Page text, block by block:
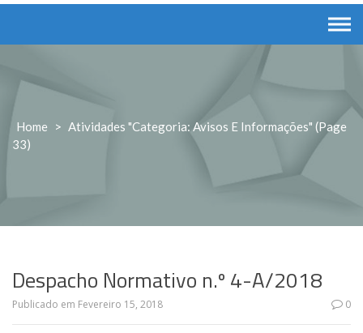
Home > Atividades "Categoria: Avisos E Informações" (Page
33)
Despacho Normativo n.º 4-A/2018
Publicado em Fevereiro 15, 2018 0